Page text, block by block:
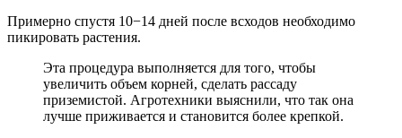
Примерно спустя 10−14 дней после всходов необходимо
пикировать растения.
Эта процедура выполняется для того, чтобы
увеличить объем корней, сделать рассаду
приземистой. Агротехники выяснили, что так она
лучше приживается и становится более крепкой.